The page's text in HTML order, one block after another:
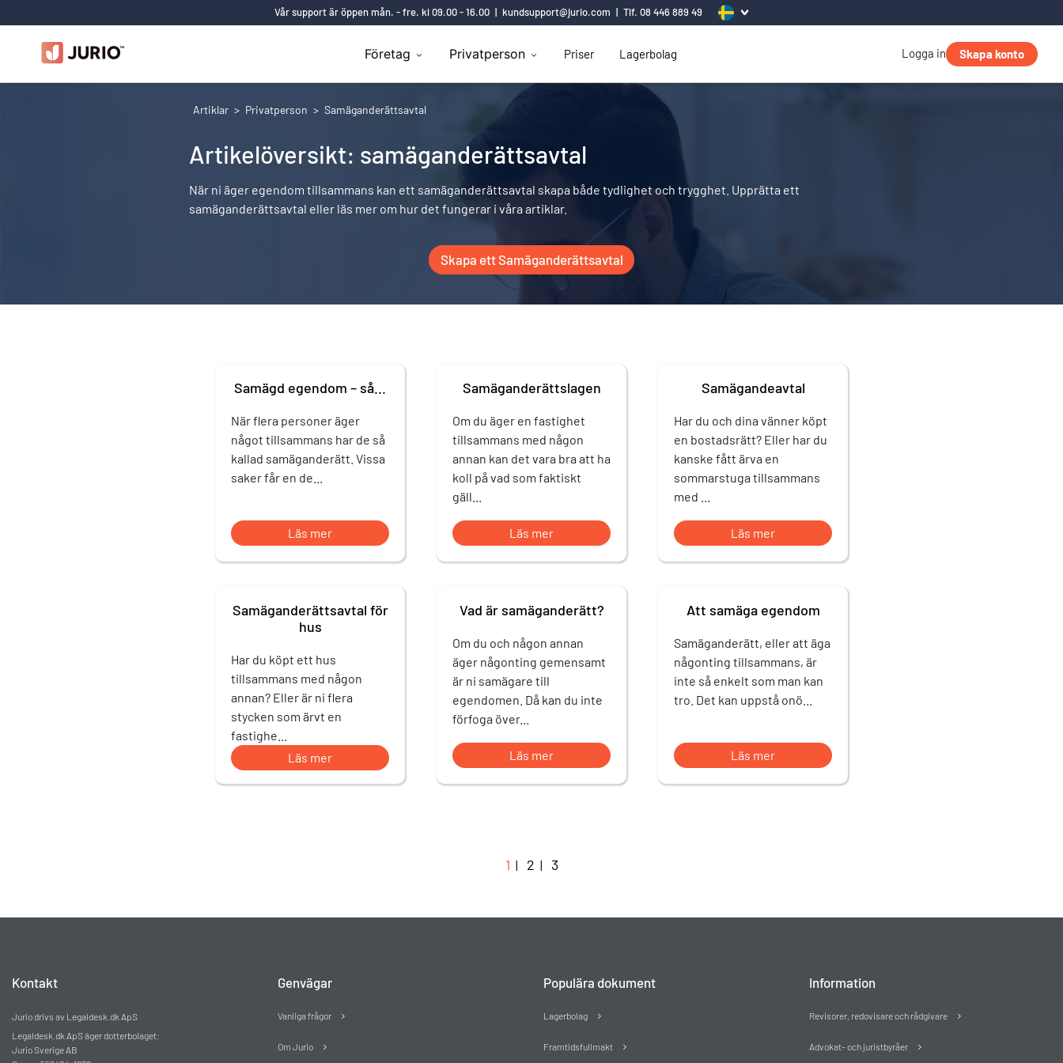
Vår support är öppen mån. - fre. kl 09.00 - 16.00 | kundsupport@jurio.com | Tlf. 08 446 889 49
Företag Privatperson Priser Lagerbolag Logga in Skapa konto
Artiklar > Privatperson > Samäganderättsavtal
Artikelöversikt: samäganderättsavtal
När ni äger egendom tillsammans kan ett samäganderättsavtal skapa både tydlighet och trygghet. Upprätta ett
samäganderättsavtal eller läs mer om hur det fungerar i våra artiklar.
Skapa ett Samäganderättsavtal
Samägd egendom – så...
När flera personer äger
något tillsammans har de så
kallad samäganderätt. Vissa
saker får en de...
Läs mer
Samäganderättslagen
Om du äger en fastighet
tillsammans med någon
annan kan det vara bra att ha
koll på vad som faktiskt
gäll...
Läs mer
Samägandeavtal
Har du och dina vänner köpt
en bostadsrätt? Eller har du
kanske fått ärva en
sommarstuga tillsammans
med ...
Läs mer
Samäganderättsavtal för
hus
Har du köpt ett hus
tillsammans med någon
annan? Eller är ni flera
stycken som ärvt en
fastighe...
Läs mer
Vad är samäganderätt?
Om du och någon annan
äger någonting gemensamt
är ni samägare till
egendomen. Då kan du inte
förfoga över...
Läs mer
Att samäga egendom
Samäganderätt, eller att äga
någonting tillsammans, är
inte så enkelt som man kan
tro. Det kan uppstå onö...
Läs mer
1 | 2 | 3
Kontakt
Jurio drivs av Legaldesk.dk ApS
Legaldesk.dk ApS äger dotterbolaget:
Jurio Sverige AB
Genvägar
Vanliga frågor
Om Jurio
Populära dokument
Lagerbolag
Framtidsfullmakt
Information
Revisorer, redovisare och rådgivare
Advokat- och juristbyråer